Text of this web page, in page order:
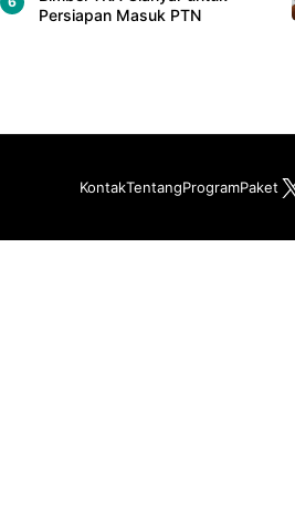
Persiapan Masuk PTN
KontakTentangProgramPaketX